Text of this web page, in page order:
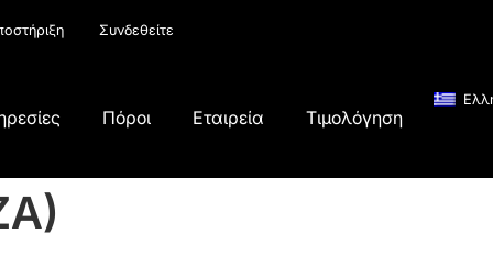
Συνδεθείτε
Πόροι Εταιρεία Τιμολόγηση